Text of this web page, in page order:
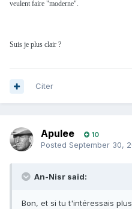
veulent faire "moderne".
Suis je plus clair ?
Citer
Apulee 10
Posted September 30,
An-Nisr said:
Bon, et si tu t'intéressais